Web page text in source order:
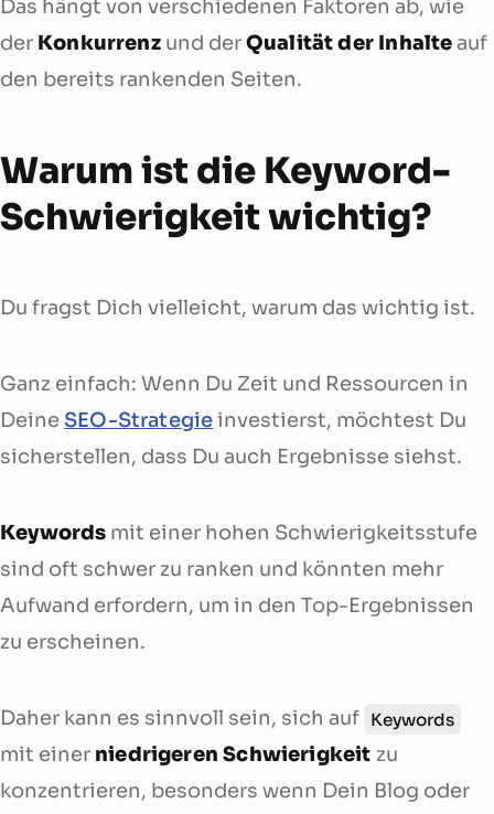
Das hängt von verschiedenen Faktoren ab, wie
der Konkurrenzund derQualität der Inhalte auf
den bereits rankenden Seiten.
Warum ist die Keyword-
Schwierigkeit wichtig?
Du fragst Dich vielleicht, warum das wichtig ist.
Ganz einfach: Wenn Du Zeit und Ressourcen in
Deine SEO-Strategieinvestierst, möchtest Du
sicherstellen, dass Du auch Ergebnisse siehst.
Keywords mit einer hohen Schwierigkeitsstufe
sind oft schwer zu ranken und könnten mehr
Aufwand erfordern, um in den Top-Ergebnissen
zu erscheinen.
Daher kann es sinnvoll sein, sich auf Keywords
mit einer niedrigeren Schwierigkeit zu
konzentrieren, besonders wenn Dein Blog oder